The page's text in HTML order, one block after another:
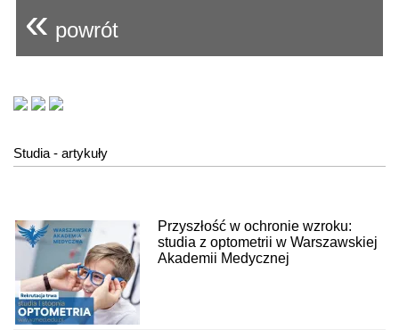
« powrót
Studia - artykuły
Przyszłość w ochronie wzroku:
studia z optometrii w Warszawskiej
Akademii Medycznej